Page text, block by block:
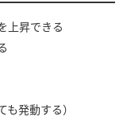
上昇できる
発動する）